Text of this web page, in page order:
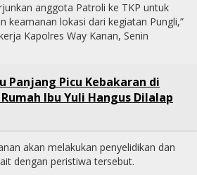
anggota Patroli ke TKP untuk
keamanan lokasi dari kegiatan Pungli,”
Kapolres Way Kanan, Senin
Panjang Picu Kebakaran di
Ibu Yuli Hangus Dilalap
akan melakukan penyelidikan dan
dengan peristiwa tersebut.